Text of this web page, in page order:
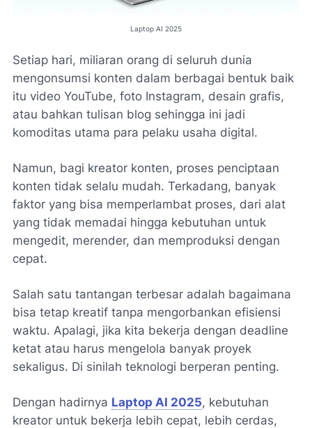
Laptop AI 2025
Setiap hari, miliaran orang di seluruh dunia
mengonsumsi konten dalam berbagai bentuk baik
itu video YouTube, foto Instagram, desain grafis,
atau bahkan tulisan blog sehingga ini jadi
komoditas utama para pelaku usaha digital.
Namun, bagi kreator konten, proses penciptaan
konten tidak selalu mudah. Terkadang, banyak
faktor yang bisa memperlambat proses, dari alat
yang tidak memadai hingga kebutuhan untuk
mengedit, merender, dan memproduksi dengan
cepat.
Salah satu tantangan terbesar adalah bagaimana
bisa tetap kreatif tanpa mengorbankan efisiensi
waktu. Apalagi, jika kita bekerja dengan deadline
ketat atau harus mengelola banyak proyek
sekaligus. Di sinilah teknologi berperan penting.
Dengan hadirnya Laptop AI 2025, kebutuhan
kreator untuk bekerja lebih cepat, lebih cerdas,